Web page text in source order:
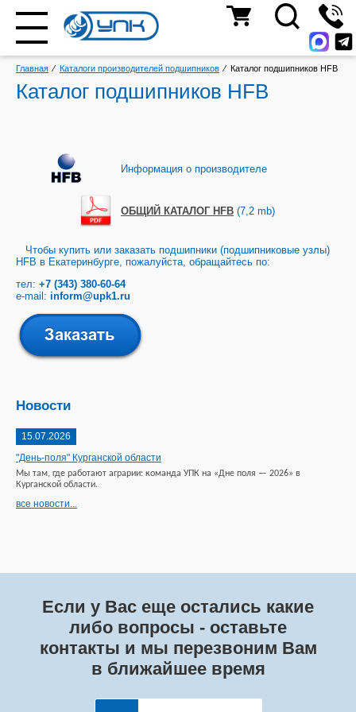
Главная ⁄ Каталоги производителей подшипников ⁄ Каталог подшипников HFB
Каталог подшипников HFB
Информация о производителе
ОБЩИЙ КАТАЛОГ HFB (7,2 mb)
Чтобы купить или заказать подшипники (подшипниковые узлы)
HFB в Екатеринбурге, пожалуйста, обращайтесь по:
тел: +7 (343) 380-60-64
e-mail: inform@upk1.ru
Новости
15.07.2026
"День-поля" Курганской области
Мы там, где работают аграрии: команда УПК на «Дне поля — 2026» в
Курганской области.
все новости...
Если у Вас еще остались какие
либо вопросы - оставьте
контакты и мы перезвоним Вам
в ближайшее время